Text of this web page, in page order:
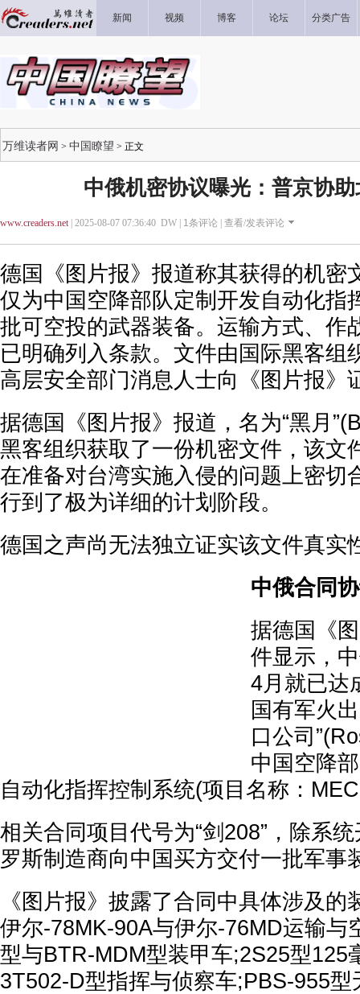
新闻 视频 博客 论坛 分类广告
万维读者网 > 中国瞭望 > 正文
中俄机密协议曝光：普京协
www.creaders.net| 2025-08-07 07:36:40 DW | 1条评论 | 查看/发表评论
德国《图片报》报道称其获得的机密
仅为中国空降部队定制开发自动化指
批可空投的武器装备。运输方式、作
已明确列入条款。文件由国际黑客组
高层安全部门消息人士向《图片报》
据德国《图片报》报道，名为“黑月
黑客组织获取了一份机密文件，该文
在准备对台湾实施入侵的问题上密切
行到了极为详细的计划阶段。
德国之声尚无法独立证实该文件真实
中俄合同
据德国《
件显示，
4月就已达
国有军火
口公司
中国空降
自动化指挥控制系统(项目名称：
相关合同项目代号为“剑208”，除系
罗斯制造商向中国买方交付一批军事
《图片报》披露了合同中具体涉及
伊尔-78MK-90A与伊尔-76MD运输与
型与BTR-MDM型装甲车;2S25型125
3T502-D型指挥与侦察车;PBS-955